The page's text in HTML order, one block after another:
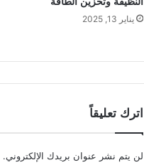
يناير 13, 2025
اترك تعليقاً
لن يتم نشر عنوان بريدك الإلكتروني.